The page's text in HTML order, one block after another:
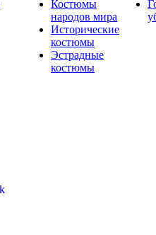
Костюмы
народов мира
Исторические
костюмы
Эстрадные
костюмы